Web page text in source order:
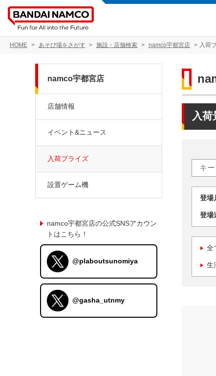
HOME あそび場をさがす 施設・店舗検索 namco宇都宮店 入荷
入
登
登
全
生
namco宇都宮店
店舗情報
イベント&ニュース
入荷プライズ
設置ゲーム機
namco宇都宮店の公式SNSアカウン
トはこちら！
@plaboutsunomiya
@gasha_utnmy